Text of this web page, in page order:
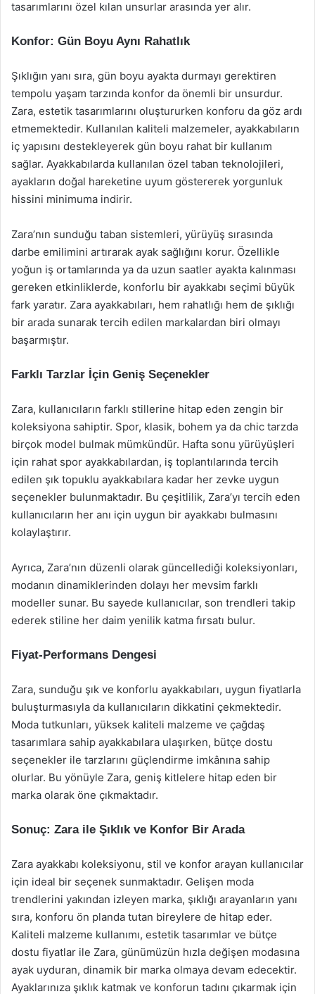
tasarımlarını özel kılan unsurlar arasında yer alır.
Konfor: Gün Boyu Aynı Rahatlık
Şıklığın yanı sıra, gün boyu ayakta durmayı gerektiren
tempolu yaşam tarzında konfor da önemli bir unsurdur.
Zara, estetik tasarımlarını oluştururken konforu da göz ardı
etmemektedir. Kullanılan kaliteli malzemeler, ayakkabıların
iç yapısını destekleyerek gün boyu rahat bir kullanım
sağlar. Ayakkabılarda kullanılan özel taban teknolojileri,
ayakların doğal hareketine uyum göstererek yorgunluk
hissini minimuma indirir.
Zara’nın sunduğu taban sistemleri, yürüyüş sırasında
darbe emilimini artırarak ayak sağlığını korur. Özellikle
yoğun iş ortamlarında ya da uzun saatler ayakta kalınması
gereken etkinliklerde, konforlu bir ayakkabı seçimi büyük
fark yaratır. Zara ayakkabıları, hem rahatlığı hem de şıklığı
bir arada sunarak tercih edilen markalardan biri olmayı
başarmıştır.
Farklı Tarzlar İçin Geniş Seçenekler
Zara, kullanıcıların farklı stillerine hitap eden zengin bir
koleksiyona sahiptir. Spor, klasik, bohem ya da chic tarzda
birçok model bulmak mümkündür. Hafta sonu yürüyüşleri
için rahat spor ayakkabılardan, iş toplantılarında tercih
edilen şık topuklu ayakkabılara kadar her zevke uygun
seçenekler bulunmaktadır. Bu çeşitlilik, Zara’yı tercih eden
kullanıcıların her anı için uygun bir ayakkabı bulmasını
kolaylaştırır.
Ayrıca, Zara’nın düzenli olarak güncellediği koleksiyonları,
modanın dinamiklerinden dolayı her mevsim farklı
modeller sunar. Bu sayede kullanıcılar, son trendleri takip
ederek stiline her daim yenilik katma fırsatı bulur.
Fiyat-Performans Dengesi
Zara, sunduğu şık ve konforlu ayakkabıları, uygun fiyatlarla
buluşturmasıyla da kullanıcıların dikkatini çekmektedir.
Moda tutkunları, yüksek kaliteli malzeme ve çağdaş
tasarımlara sahip ayakkabılara ulaşırken, bütçe dostu
seçenekler ile tarzlarını güçlendirme imkânına sahip
olurlar. Bu yönüyle Zara, geniş kitlelere hitap eden bir
marka olarak öne çıkmaktadır.
Sonuç: Zara ile Şıklık ve Konfor Bir Arada
Zara ayakkabı koleksiyonu, stil ve konfor arayan kullanıcılar
için ideal bir seçenek sunmaktadır. Gelişen moda
trendlerini yakından izleyen marka, şıklığı arayanların yanı
sıra, konforu ön planda tutan bireylere de hitap eder.
Kaliteli malzeme kullanımı, estetik tasarımlar ve bütçe
dostu fiyatlar ile Zara, günümüzün hızla değişen modasına
ayak uyduran, dinamik bir marka olmaya devam edecektir.
Ayaklarınıza şıklık katmak ve konforun tadını çıkarmak için